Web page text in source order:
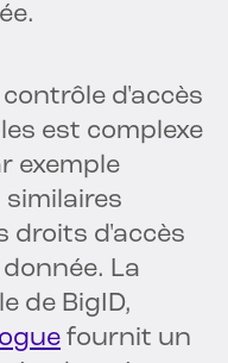
d'accès
est complexe
exemple
droits d'accès
La
de BigID,
fournit un